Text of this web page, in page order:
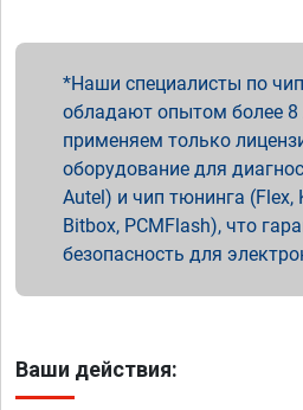
Наши специалисты по
обладают опытом более
применяем только
оборудование для
Autel) и чип тюнинга (Flex,
Bitbox, PCMFlash), что
безопасность для
Ваши действия: